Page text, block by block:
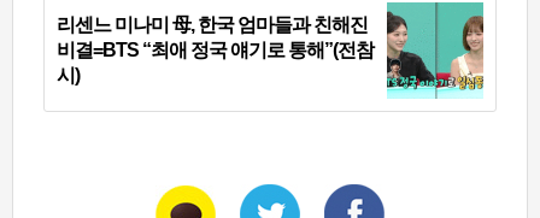
리센느 미나미 母, 한국 엄마들과 친해진
비결=BTS “최애 정국 얘기로 통해”(전참
시)